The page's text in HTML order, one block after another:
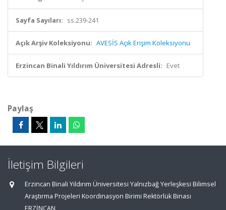
Sayfa Sayıları: ss.239-241
Açık Arşiv Koleksiyonu: AVESİS Açık Erişim Koleksiyonu
Erzincan Binali Yıldırım Üniversitesi Adresli: Evet
Paylaş
İletişim Bilgileri
Erzincan Binali Yıldırım Üniversitesi Yalnızbağ Yerleşkesi Bilimsel
Araştırma Projeleri Koordinasyon Birimi Rektörlük Binası
ERZİNCAN